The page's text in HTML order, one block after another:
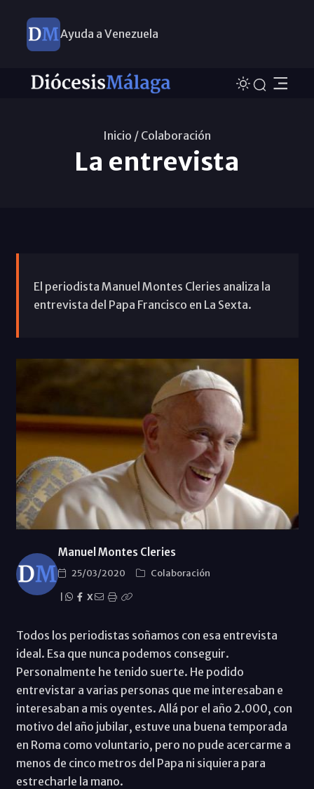
Ayuda a Venezuela
Inicio / Colaboración
La entrevista
El periodista Manuel Montes Cleries analiza la
entrevista del Papa Francisco en La Sexta.
Manuel Montes Cleries
25/03/2020
Colaboración
X
Todos los periodistas soñamos con esa entrevista
ideal. Esa que nunca podemos conseguir.
Personalmente he tenido suerte. He podido
entrevistar a varias personas que me interesaban e
interesaban a mis oyentes. Allá por el año 2.000, con
motivo del año jubilar, estuve una buena temporada
en Roma como voluntario, pero no pude acercarme a
menos de cinco metros del Papa ni siquiera para
estrecharle la mano.